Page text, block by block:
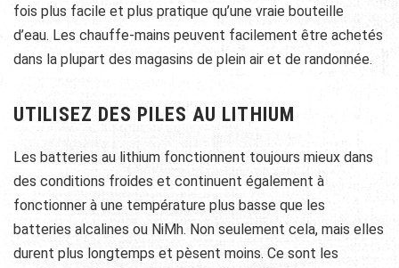
fois plus facile et plus pratique qu’une vraie bouteille
d’eau. Les chauffe-mains peuvent facilement être achetés
dans la plupart des magasins de plein air et de randonnée.
UTILISEZ DES PILES AU LITHIUM
Les batteries au lithium fonctionnent toujours mieux dans
des conditions froides et continuent également à
fonctionner à une température plus basse que les
batteries alcalines ou NiMh. Non seulement cela, mais elles
durent plus longtemps et pèsent moins. Ce sont les